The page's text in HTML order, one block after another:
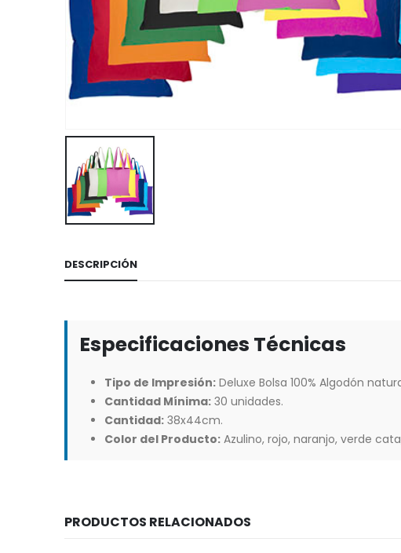
DESCRIPCIÓN
Especificaciones Técnicas
Tipo de Impresión: Deluxe Bolsa 100% Algodón
Cantidad Mínima: 30 unidades.
Cantidad: 38x44cm.
Color del Producto: Azulino, rojo, naranjo, verde
PRODUCTOS RELACIONADOS